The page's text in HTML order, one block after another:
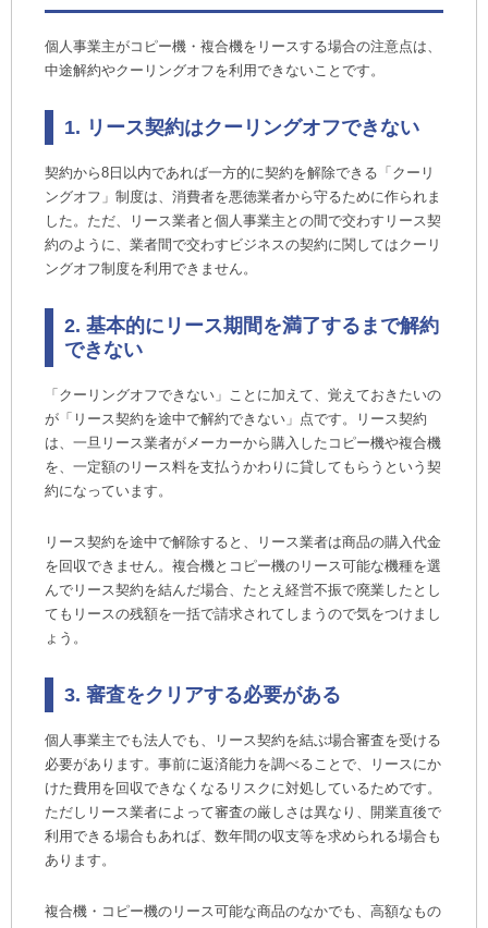
個人事業主がコピー機・複合機をリースする場合の注意点は、
中途解約やクーリングオフを利用できないことです。
1. リース契約はクーリングオフできない
契約から8日以内であれば一方的に契約を解除できる「クーリ
ングオフ」制度は、消費者を悪徳業者から守るために作られま
した。ただ、リース業者と個人事業主との間で交わすリース契
約のように、業者間で交わすビジネスの契約に関してはクーリ
ングオフ制度を利用できません。
2. 基本的にリース期間を満了するまで解約
できない
「クーリングオフできない」ことに加えて、覚えておきたいの
が「リース契約を途中で解約できない」点です。リース契約
は、一旦リース業者がメーカーから購入したコピー機や複合機
を、一定額のリース料を支払うかわりに貸してもらうという契
約になっています。
リース契約を途中で解除すると、リース業者は商品の購入代金
を回収できません。複合機とコピー機のリース可能な機種を選
んでリース契約を結んだ場合、たとえ経営不振で廃業したとし
てもリースの残額を一括で請求されてしまうので気をつけまし
ょう。
3. 審査をクリアする必要がある
個人事業主でも法人でも、リース契約を結ぶ場合審査を受ける
必要があります。事前に返済能力を調べることで、リースにか
けた費用を回収できなくなるリスクに対処しているためです。
ただしリース業者によって審査の厳しさは異なり、開業直後で
利用できる場合もあれば、数年間の収支等を求められる場合も
あります。
複合機・コピー機のリース可能な商品のなかでも、高額なもの